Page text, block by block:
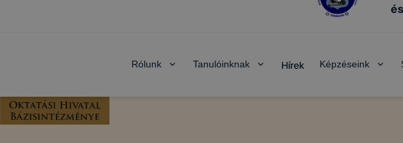
Rólunk Tanulóinknak Hírek Képzéseink